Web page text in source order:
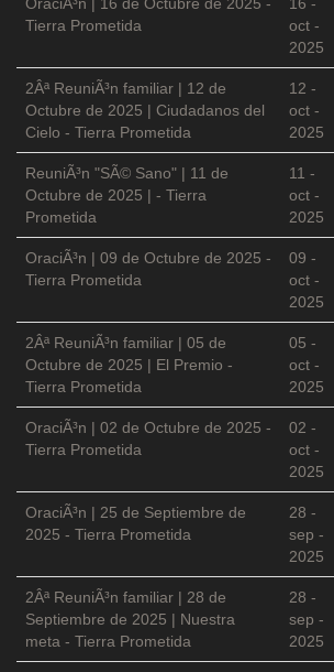
Tierra Prometida
oct -
2025
2Âª ReuniÃ³n familiar | 12 de
Octubre de 2025 | Ciudadanos del
Cielo - Tierra Prometida
12 -
oct -
2025
ReuniÃ³n "SÃ© Sano" | 11 de
Octubre de 2025 | - Tierra
Prometida
11 -
oct -
2025
OraciÃ³n | 09 de Octubre de 2025 -
Tierra Prometida
09 -
oct -
2025
2Âª ReuniÃ³n familiar | 05 de
Octubre de 2025 | El Premio -
Tierra Prometida
05 -
oct -
2025
OraciÃ³n | 02 de Octubre de 2025 -
Tierra Prometida
02 -
oct -
2025
OraciÃ³n | 25 de Septiembre de
2025 - Tierra Prometida
28 -
sep -
2025
2Âª ReuniÃ³n familiar | 28 de
Septiembre de 2025 | Nuestra
meta - Tierra Prometida
28 -
sep -
2025